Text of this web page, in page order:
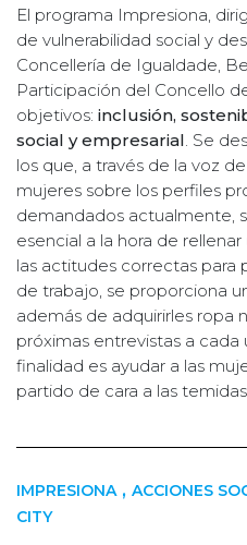
El programa Impresiona,
de vulnerabilidad social y
Concellería de Igualdade,
Participación del Concello
objetivos: inclusión,
social y empresarial. Se
los que, a través de la voz
mujeres sobre los perfiles
demandados actualmente,
esencial a la hora de
las actitudes correctas para
de trabajo, se proporciona
además de adquirirles ropa
próximas entrevistas a cada
finalidad es ayudar a las
partido de cara a las
IMPRESIONA , ACCIONES
CITY